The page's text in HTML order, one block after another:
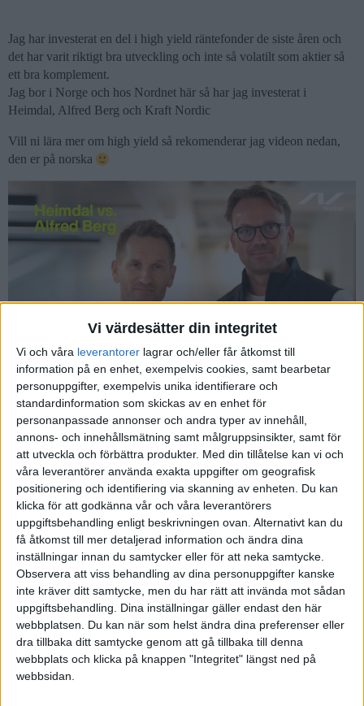
Vi värdesätter din integritet
Vi och våra leverantorer lagrar och/eller får åtkomst till
information på en enhet, exempelvis cookies, samt bearbetar
personuppgifter, exempelvis unika identifierare och
standardinformation som skickas av en enhet för
personanpassade annonser och andra typer av innehåll,
annons- och innehållsmätning samt målgruppsinsikter, samt för
att utveckla och förbättra produkter. Med din tillåtelse kan vi och
våra leverantörer använda exakta uppgifter om geografisk
positionering och identifiering via skanning av enheten. Du kan
klicka för att godkänna vår och våra leverantörers
uppgiftsbehandling enligt beskrivningen ovan. Alternativt kan du
få åtkomst till mer detaljerad information och ändra dina
inställningar innan du samtycker eller för att neka samtycke.
Observera att viss behandling av dina personuppgifter kanske
inte kräver ditt samtycke, men du har rätt att invända mot sådan
uppgiftsbehandling. Dina inställningar gäller endast den här
webbplatsen. Du kan när som helst ändra dina preferenser eller
dra tillbaka ditt samtycke genom att gå tillbaka till denna
webbplats och klicka på knappen "Integritet" längst ned på
webbsidan.
Jag har investerat en del i high yield räntefonder de siste åren och
det har varit riktigt bra utveckling och inte så volatilt som aktier så
ett bra komplement.
Jag bor i Norge och hos Nordnet här så har jag investerat i
Heimdal, Alfred Berg och Kraft Nordic
Vill ni lära mer om high yield så rekomenderar jag videon nedan,
den er på norska
Rampante(Ulf) 25 Juni 2025 09:36
4
Tack för inspelen - har nu äntligen fått lite mer fart på mig själv i
ärendet, och har en dialog med Vinga om olika möjligheter och
upplägg.
Det I sin tur gav ytterligare en fundering. I ett räkneexempel med 5
miljoner investerat i obligationer med 10% avkastning, så levererar
den med andra ord 500.000 årligen, vilket är 41000/månad ungefär.
En annan kund hade flera boenden runt om i världen och behövde
X kr per månad för att “rulla dem”, dvs för att finansiera
kostnaderna för de olika boendena.
I exemplet med 5 miljoner som ger 41000 per månad så kan man
med den månadsintäkten från obligationerna finansiera och helt